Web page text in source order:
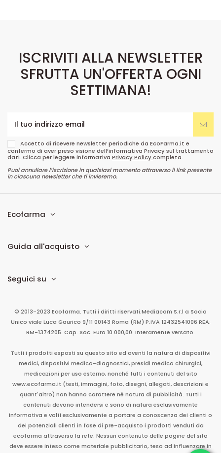
ISCRIVITI ALLA NEWSLETTER
SFRUTTA UN'OFFERTA OGNI
SETTIMANA!
Accetto di ricevere newsletter periodiche da EcoFarma.it e
confermo di aver preso visione dell’informativa Privacy sul trattamento
dati. Clicca per leggere informativa Privacy Policycompleta.
Puoi annullare l’iscrizione in qualsiasi momento attraverso il link presente
in ciascuna newsletter che ti invieremo.
Ecofarma
Guida all'acquisto
Seguici su
© 2013-2023 Ecofarma. Tutti i diritti riservati.Mediacom S.r.l a Socio
Unico viale Luca Gaurico 9/11 00143 Roma (RM) P.IVA 12432541006 REA:
RM-1374205. Cap. Soc. Euro 10.000,00. Interamente versato.
Tutti i prodotti esposti su questo sito ed aventi la natura di dispositivi
medici, dispositivi medico-diagnostici, presidi medico chirurgici,
medicazioni per uso esterno, nonché tutti i contenuti del sito
www.ecofarma.it (testi, immagini, foto, disegni, allegati, descrizioni e
quant'altro) non hanno carattere né natura di pubblicità. Tutti i
contenuti devono intendersi e sono di natura esclusivamente
informativa e volti esclusivamente a portare a conoscenza dei clienti o
dei potenziali clienti in fase di pre-acquisto i prodotti venduti da
ecofarma attraverso la rete. Nessun contenuto delle pagine del sito
deve essere inteso come materiale pubblicitario, teso ad influenzare in